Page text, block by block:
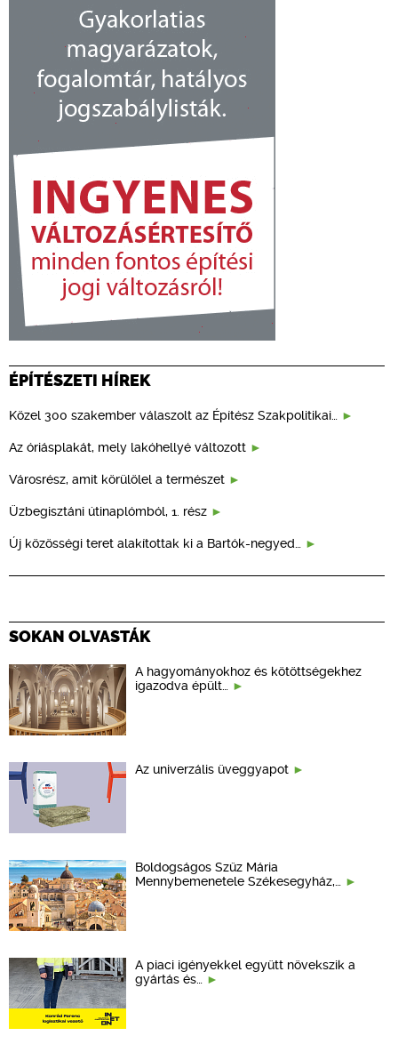
ÉPÍTÉSZETI HÍREK
Közel 300 szakember válaszolt az Építész Szakpolitikai…
Az óriásplakát, mely lakóhellyé változott
Városrész, amit körülölel a természet
Üzbegisztáni útinaplómból, 1. rész
Új közösségi teret alakítottak ki a Bartók-negyed…
SOKAN OLVASTÁK
A hagyományokhoz és kötöttségekhez
igazodva épült…
Az univerzális üveggyapot
Boldogságos Szűz Mária
Mennybemenetele Székesegyház,…
A piaci igényekkel együtt növekszik a
gyártás és…